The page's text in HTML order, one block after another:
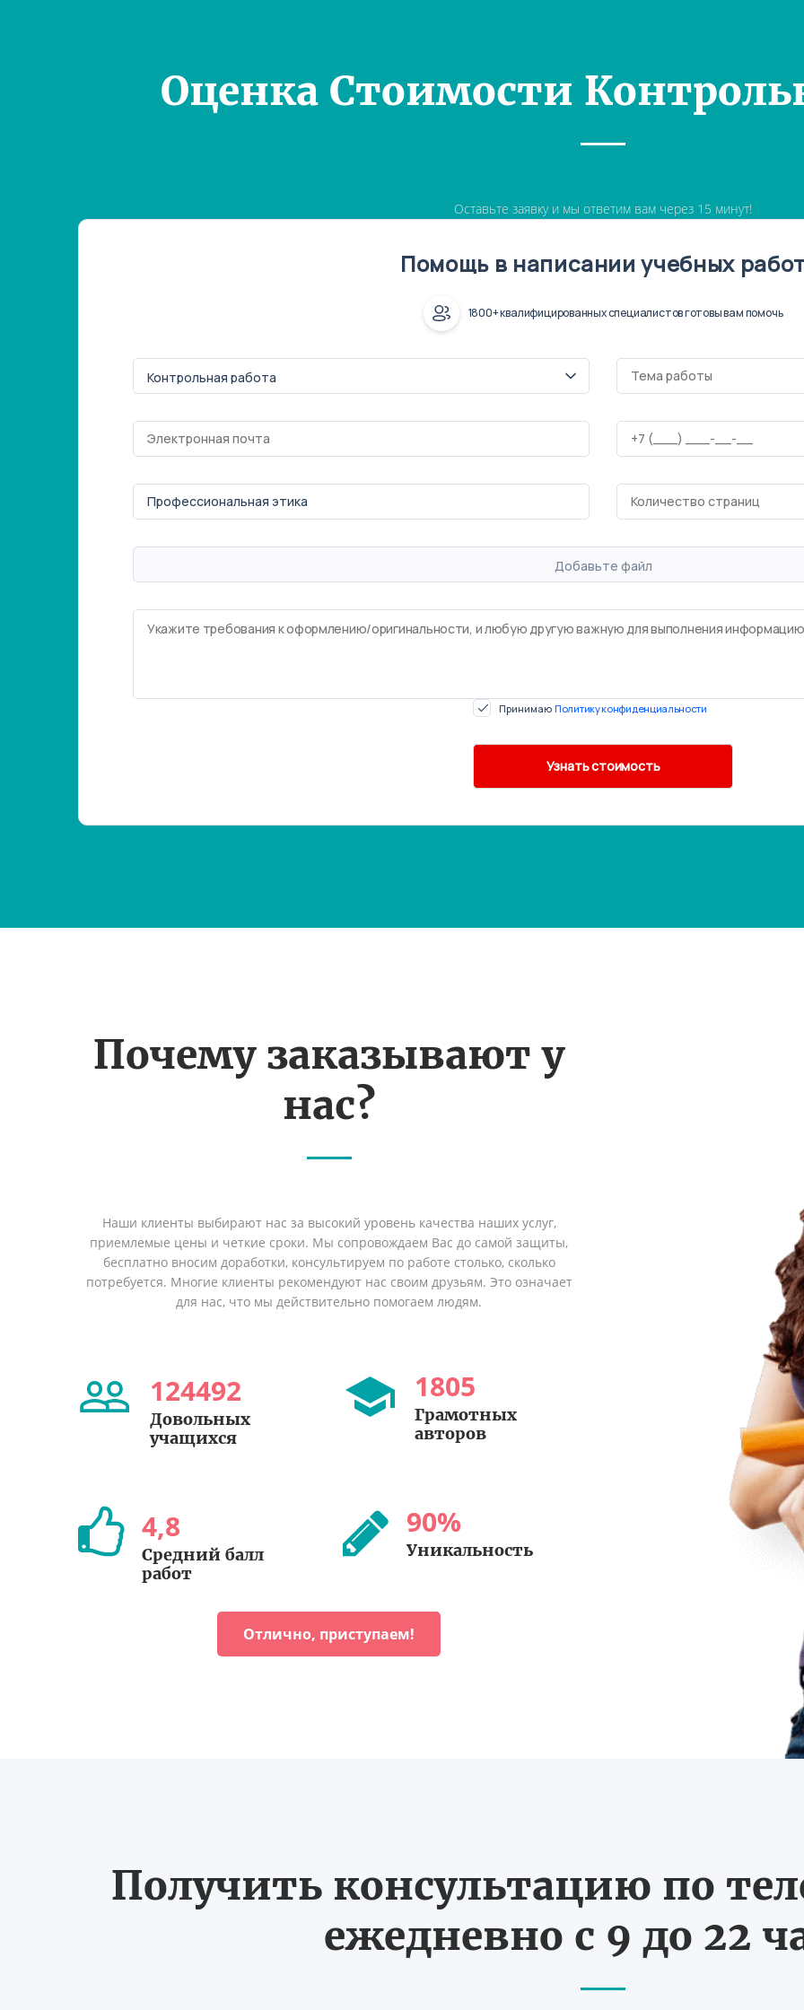
Оценка Стоимости
Оставьте заявку и мы ответим вам через 15 минут!
Помощь в написании учебных
1800+ квалифицированных специалистов готовы вам помочь
Добавьте файл
Принимаю Политику конфиденциальности
Почему заказывают у
нас?
Наши клиенты выбирают нас за высокий уровень качества наших услуг,
приемлемые цены и четкие сроки. Мы сопровождаем Вас до самой защиты,
бесплатно вносим доработки, консультируем по работе столько, сколько
потребуется. Многие клиенты рекомендуют нас своим друзьям. Это означает
для нас, что мы действительно помогаем людям.
124492
Довольных
учащихся
1805
Грамотных
авторов
4,8
Cредний балл
работ
90%
Уникальность
Отлично, приступаем!
Получить консультацию по
ежедневно с 9 до 22